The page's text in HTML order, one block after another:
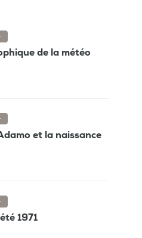
de la météo
et la naissance
1971